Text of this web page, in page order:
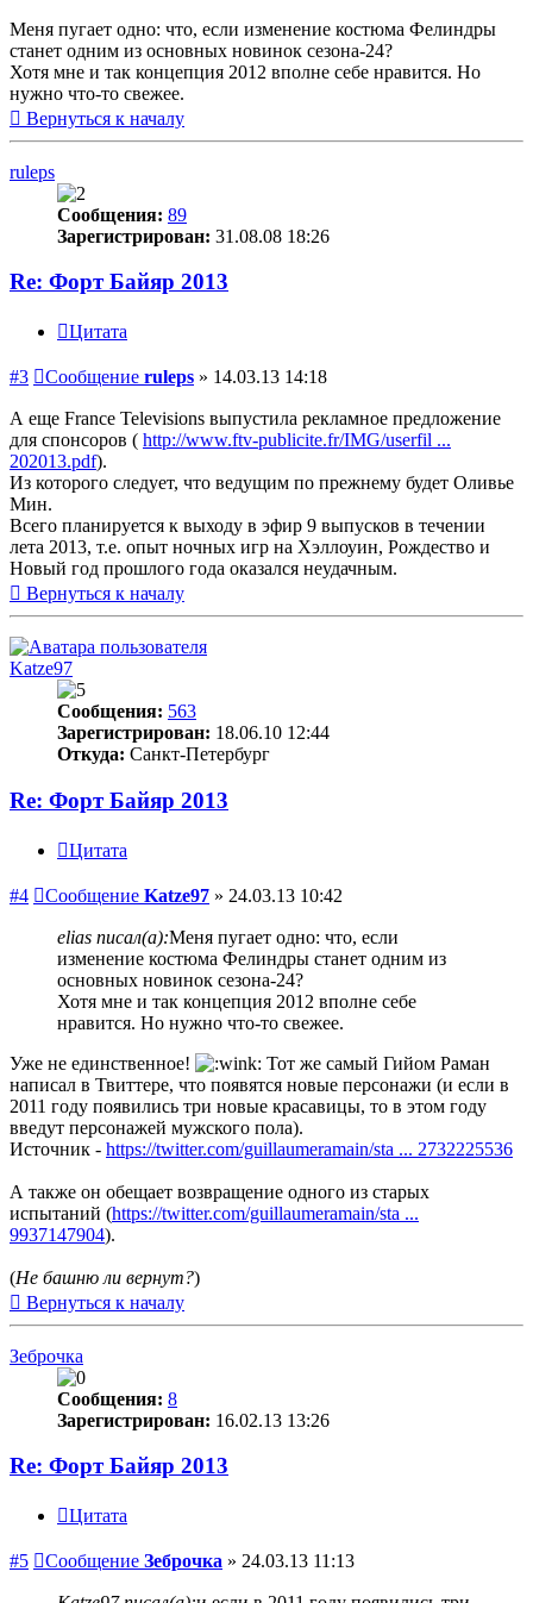
Меня пугает одно: что, если изменение костюма Фелиндры
станет одним из основных новинок сезона-24?
Хотя мне и так концепция 2012 вполне себе нравится. Но
нужно что-то свежее.
Вернуться к началу
ruleps
Сообщения: 89
Зарегистрирован: 31.08.08 18:26
Re: Форт Байяр 2013
Цитата
#3 Сообщение ruleps » 14.03.13 14:18
А еще France Televisions выпустила рекламное предложение
для спонсоров ( http://www.ftv-publicite.fr/IMG/userfil ...
202013.pdf).
Из которого следует, что ведущим по прежнему будет Оливье
Мин.
Всего планируется к выходу в эфир 9 выпусков в течении
лета 2013, т.е. опыт ночных игр на Хэллоуин, Рождество и
Новый год прошлого года оказался неудачным.
Вернуться к началу
Katze97
Сообщения: 563
Зарегистрирован: 18.06.10 12:44
Откуда: Санкт-Петербург
Re: Форт Байяр 2013
Цитата
#4 Сообщение Katze97 » 24.03.13 10:42
elias писал(а):Меня пугает одно: что, если
изменение костюма Фелиндры станет одним из
основных новинок сезона-24?
Хотя мне и так концепция 2012 вполне себе
нравится. Но нужно что-то свежее.
Уже не единственное!
Тот же самый Гийом Раман
написал в Твиттере, что появятся новые персонажи (и если в
2011 году появились три новые красавицы, то в этом году
введут персонажей мужского пола).
Источник - https://twitter.com/guillaumeramain/sta ... 2732225536
А также он обещает возвращение одного из старых
испытаний (https://twitter.com/guillaumeramain/sta ...
9937147904).
(Не башню ли вернут?)
Вернуться к началу
Зеброчка
Сообщения: 8
Зарегистрирован: 16.02.13 13:26
Re: Форт Байяр 2013
Цитата
#5 Сообщение Зеброчка » 24.03.13 11:13